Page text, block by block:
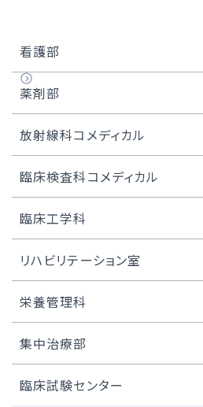
看護部
薬剤部
業務紹介
認定・専門薬剤師
学生の方へ
薬剤部について
保険薬局の方へ
放射線科コメディカル
放射線科コメディカルについて
一般撮影
CT検査
MRI検査
血管撮影検査
核医学検査
臨床検査科コメディカル
臨床検査科コメディカルにつ
検体検査部門
病理検査部門
生理検査部門
細菌検査部門
臨床工学科
臨床工学科について
院内ME業務
カテーテル室業務
透析室CE業務
リハビリテーション室
リハビリテーション室について
理学療法（PT）
作業療法（OT）
栄養管理科
厨房・給食部門
病棟・外来・臨床部門
集中治療部
集中治療部について
臨床試験センター